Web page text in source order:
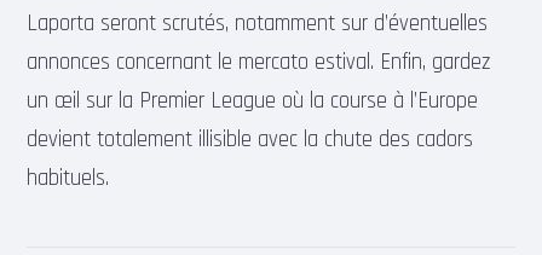
Laporta seront scrutés, notamment sur d’éventuelles
annonces concernant le mercato estival. Enfin, gardez
un œil sur la Premier League où la course à l’Europe
devient totalement illisible avec la chute des cadors
habituels.